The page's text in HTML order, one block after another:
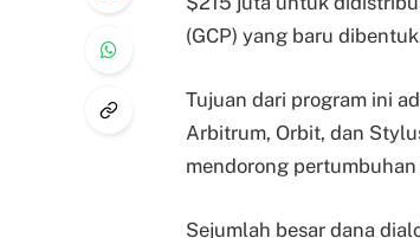
(GCP) yang baru
Tujuan dari program ini
Arbitrum, Orbit, dan
mendorong
Sejumlah besar dana